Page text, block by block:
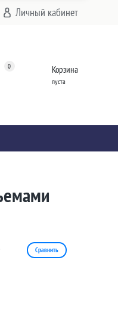
Личный кабинет
0 Корзина
пуста
Сравнить